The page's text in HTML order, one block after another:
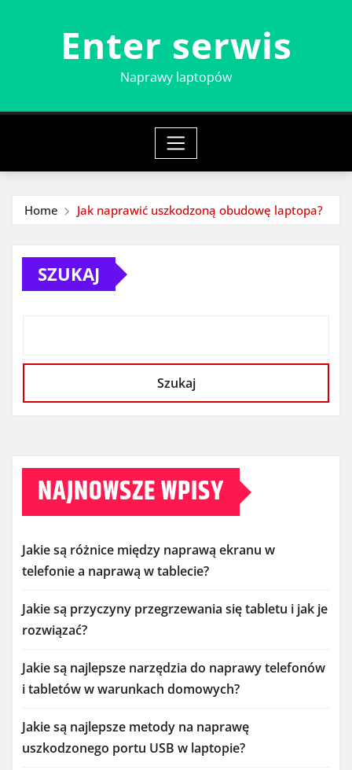
Enter serwis
Naprawy laptopów
Home Jak naprawić uszkodzoną obudowę laptopa?
SZUKAJ
Szukaj
NAJNOWSZE WPISY
Jakie są różnice między naprawą ekranu w
telefonie a naprawą w tablecie?
Jakie są przyczyny przegrzewania się tabletu i jak je
rozwiązać?
Jakie są najlepsze narzędzia do naprawy telefonów
i tabletów w warunkach domowych?
Jakie są najlepsze metody na naprawę
uszkodzonego portu USB w laptopie?